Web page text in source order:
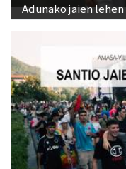
Adunako jaien